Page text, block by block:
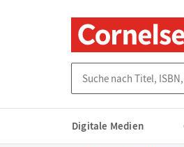
Digitale Medien